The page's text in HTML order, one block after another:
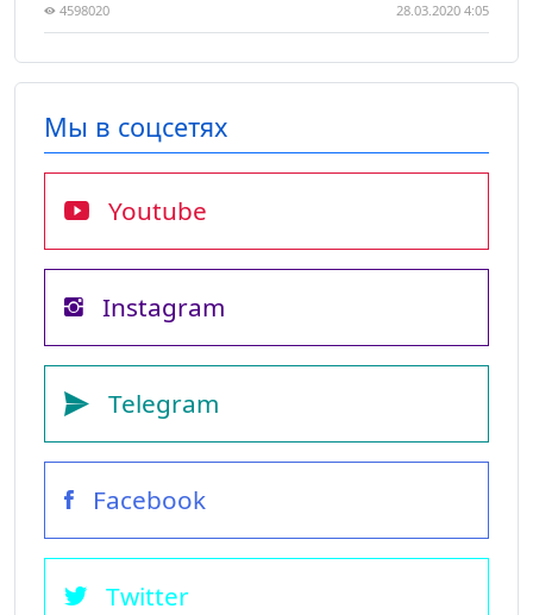
4598020 28.03.2020 4:05
Мы в соцсетях
Youtube
Instagram
Telegram
Facebook
Twitter